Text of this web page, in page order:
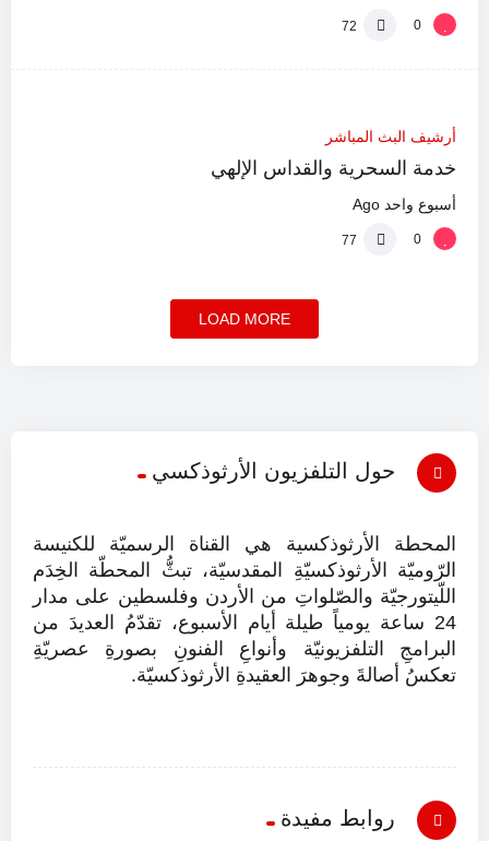
0
72
3:28:19
أرشيف البث المباشر
خدمة السحرية والقداس الإلهي
أسبوع واحد Ago
0
77
LOAD MORE
حول التلفزيون الأرثوذكسي
المحطة الأرثوذكسية هي القناة الرسميّة للكنيسة
الرّوميّة الأرثوذكسيّةِ المقدسيّة، تبثُّ المحطّة الخِدَم
اللّيتورجيّة والصّلواتِ من الأردن وفلسطين على مدار
24 ساعة يومياً طيلة أيام الأسبوع، تقدّمُ العديدَ من
البرامجِ التلفزيونيّة وأنواعِ الفنونِ بصورةِ عصريّةِ
تعكسُ أصالةَ وجوهرَ العقيدةِ الأرثوذكسيّة.
روابط مفيدة